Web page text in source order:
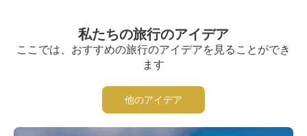
私たちの旅行のアイデア
ここでは、おすすめの旅行のアイデアを見ることができ
ます
他のアイデア